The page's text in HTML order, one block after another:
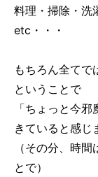
料理・掃除・洗
etc・・・
もちろん全てで
ということで
「ちょっと今
きていると感じ
（その分、時
とで）